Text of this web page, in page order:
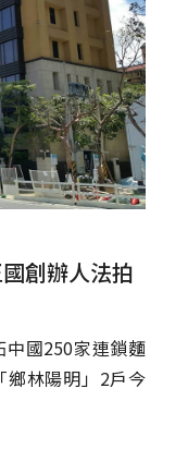
創辦人法拍
國250家連鎖麵
鄉林陽明」2戶今